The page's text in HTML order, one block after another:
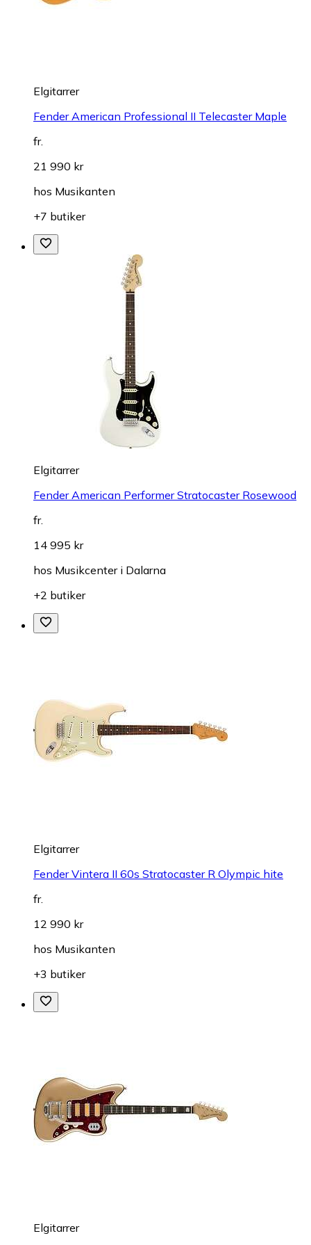
Elgitarrer
Fender American Professional II Telecaster Maple
fr.
21 990 kr
hos Musikanten
+7 butiker
Elgitarrer
Fender American Performer Stratocaster Rosewood
fr.
14 995 kr
hos Musikcenter i Dalarna
+2 butiker
Elgitarrer
Fender Vintera II 60s Stratocaster R Olympic hite
fr.
12 990 kr
hos Musikanten
+3 butiker
Elgitarrer